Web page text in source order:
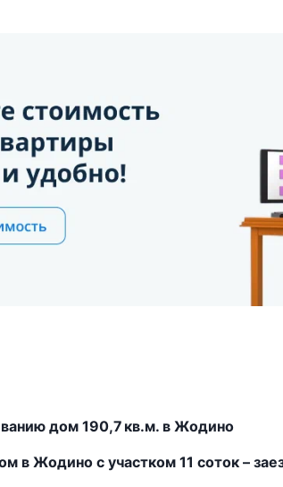
дом 190,7 кв.м. в Жодино
в Жодино с участком 11 соток –